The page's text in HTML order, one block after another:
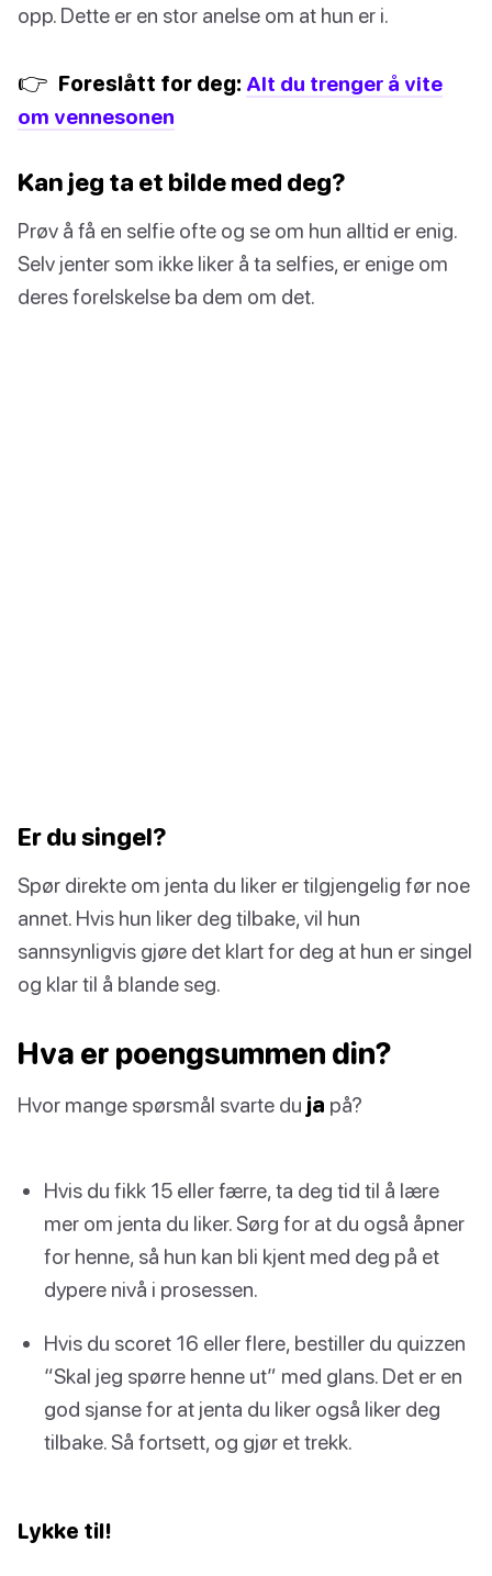
opp. Dette er en stor anelse om at hun er i.
👉 Foreslått for deg: Alt du trenger å vite
om vennesonen
Kan jeg ta et bilde med deg?
Prøv å få en selfie ofte og se om hun alltid er enig.
Selv jenter som ikke liker å ta selfies, er enige om
deres forelskelse ba dem om det.
Er du singel?
Spør direkte om jenta du liker er tilgjengelig før noe
annet. Hvis hun liker deg tilbake, vil hun
sannsynligvis gjøre det klart for deg at hun er singel
og klar til å blande seg.
Hva er poengsummen din?
Hvor mange spørsmål svarte du ja på?
Hvis du fikk 15 eller færre, ta deg tid til å lære
mer om jenta du liker. Sørg for at du også åpner
for henne, så hun kan bli kjent med deg på et
dypere nivå i prosessen.
Hvis du scoret 16 eller flere, bestiller du quizzen
“Skal jeg spørre henne ut” med glans. Det er en
god sjanse for at jenta du liker også liker deg
tilbake. Så fortsett, og gjør et trekk.
Lykke til!